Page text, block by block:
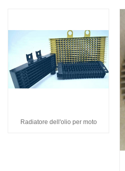
Radiatore dell'olio per moto